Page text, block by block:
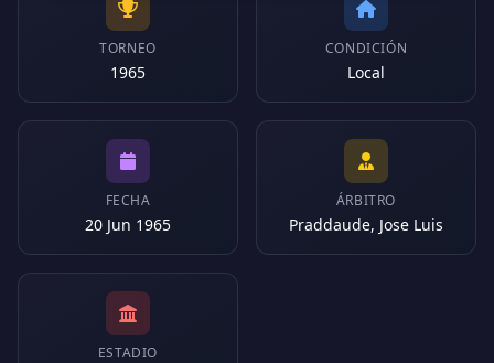
TORNEO
1965
CONDICIÓN
Local
FECHA
20 Jun 1965
ÁRBITRO
Praddaude, Jose Luis
ESTADIO